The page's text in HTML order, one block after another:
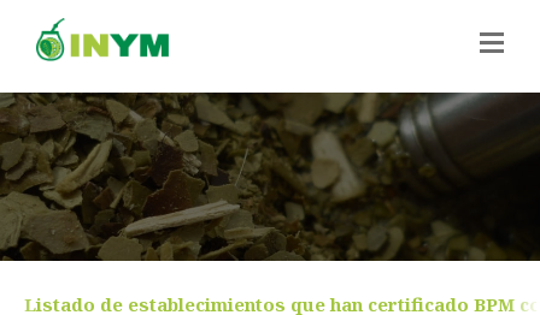
Listado de establecimientos que han certificado BPM